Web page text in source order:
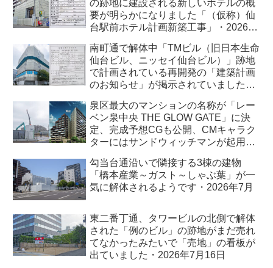
の跡地に建設される新しいホテルの概
要が明らかになりました「（仮称）仙
台駅前ホテル計画新築工事」・2026年
南町通で解体中「TMビル（旧日本生命
仙台ビル、ニッセイ仙台ビル）」跡地
で計画されている再開発の「建築計画
のお知らせ」が掲示されていました・
泉区最大のマンションの名称が「レー
ベン泉中央 THE GLOW GATE」に決
定、完成予想CGも公開、CMキャラク
ターにはサンドウィッチマンが起用さ
勾当台通沿いで隣接する3棟の建物
「橋本産業～ガスト～しゃぶ葉」が一
気に解体されるようです・2026年7月
東二番丁通、タワービルの北側で解体
された「例のビル」の跡地がまだ売れ
てなかったみたいで「売地」の看板が
出ていました・2026年7月16日